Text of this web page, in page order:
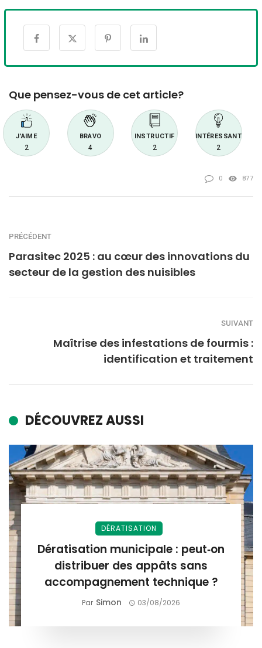
Que pensez-vous de cet article?
J'AIME
2
BRAVO
4
INSTRUCTIF
2
INTÉRESSANT
2
0 877
PRÉCÉDENT
Parasitec 2025 : au cœur des innovations du
secteur de la gestion des nuisibles
SUIVANT
Maîtrise des infestations de fourmis :
identification et traitement
DÉCOUVREZ AUSSI
DÉRATISATION
Dératisation municipale : peut‑on
distribuer des appâts sans
accompagnement technique ?
Par Simon 03/08/2026